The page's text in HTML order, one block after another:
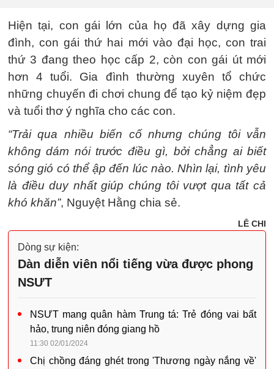
Hiện tại, con gái lớn của họ đã xây dựng gia
đình, con gái thứ hai mới vào đại học, con trai
thứ 3 đang theo học cấp 2, còn con gái út mới
hơn 4 tuổi. Gia đình thường xuyên tổ chức
những chuyến đi chơi chung để tạo kỷ niệm đẹp
và tuổi thơ ý nghĩa cho các con.
“Trải qua nhiều biến cố nhưng chúng tôi vẫn
không dám nói trước điều gì, bởi chẳng ai biết
sóng gió có thể ập đến lúc nào. Nhìn lại, tình yêu
là điều duy nhất giúp chúng tôi vượt qua tất cả
khó khăn”, Nguyệt Hằng chia sẻ.
LÊ CHI
Dòng sự kiện:
Dàn diễn viên nổi tiếng vừa được phong
NSƯT
NSƯT mang quân hàm Trung tá: Trẻ đóng vai bất
hảo, trung niên đóng giang hồ
11:30 02/01/2024
Chị chồng đáng ghét trong 'Thương ngày nắng về'